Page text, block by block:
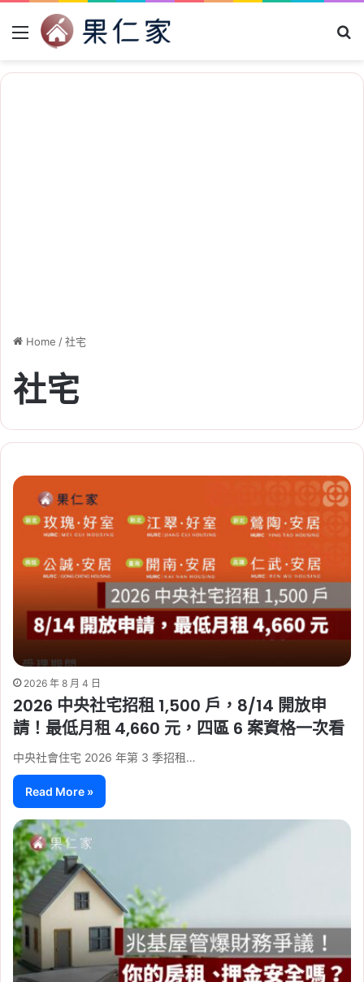
Menu
Home /社宅
社宅
2026 年 8 月 4 日
2026 中央社宅招租 1,500 戶，8/14 開放申
請！最低月租 4,660 元，四區 6 案資格一次看
中央社會住宅 2026 年第 3 季招租…
Read More »